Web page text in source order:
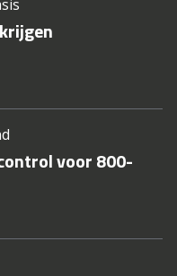
voor 800-